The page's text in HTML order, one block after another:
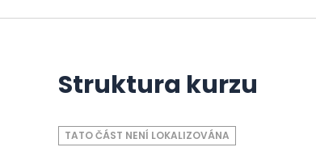
Struktura kurzu
TATO ČÁST NENÍ LOKALIZOVÁNA